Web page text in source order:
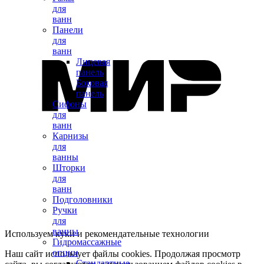
для
ванн
Панели
для
ванн
Лицевая
панель
Боковая
панель
Сифоны
для
ванн
Карнизы
для
ванны
Шторки
для
ванн
Подголовники
Ручки
для
ванны
Гидромассажные
опции
Используем куки и рекомендательные технологии
Наш сайт использует файлы cookies. Продолжая просмотр